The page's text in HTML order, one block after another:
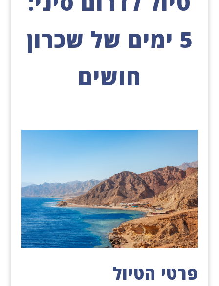
5 ימים של שכרון
חושים
פרטי הטיול